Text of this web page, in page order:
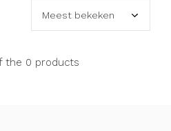
the 0 products